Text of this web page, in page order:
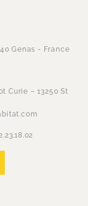
Genas - France
Curie – 13250 St